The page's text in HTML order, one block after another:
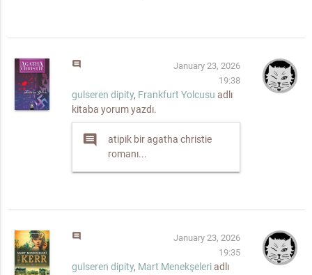
comment
January 23, 2026
19:38
gulseren dipity, Frankfurt Yolcusu adlı
kitaba yorum yazdı.
comment
atipik bir agatha christie
romanı...
comment
January 23, 2026
19:35
gulseren dipity, Mart Menekşeleri adlı